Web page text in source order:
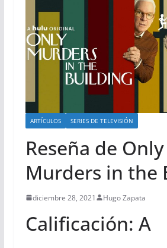
ARTÍCULOS SERIES DE TELEVISIÓN
Reseña de Only
Murders in the
diciembre 28, 2021 Hugo Zapata
Calificación: A